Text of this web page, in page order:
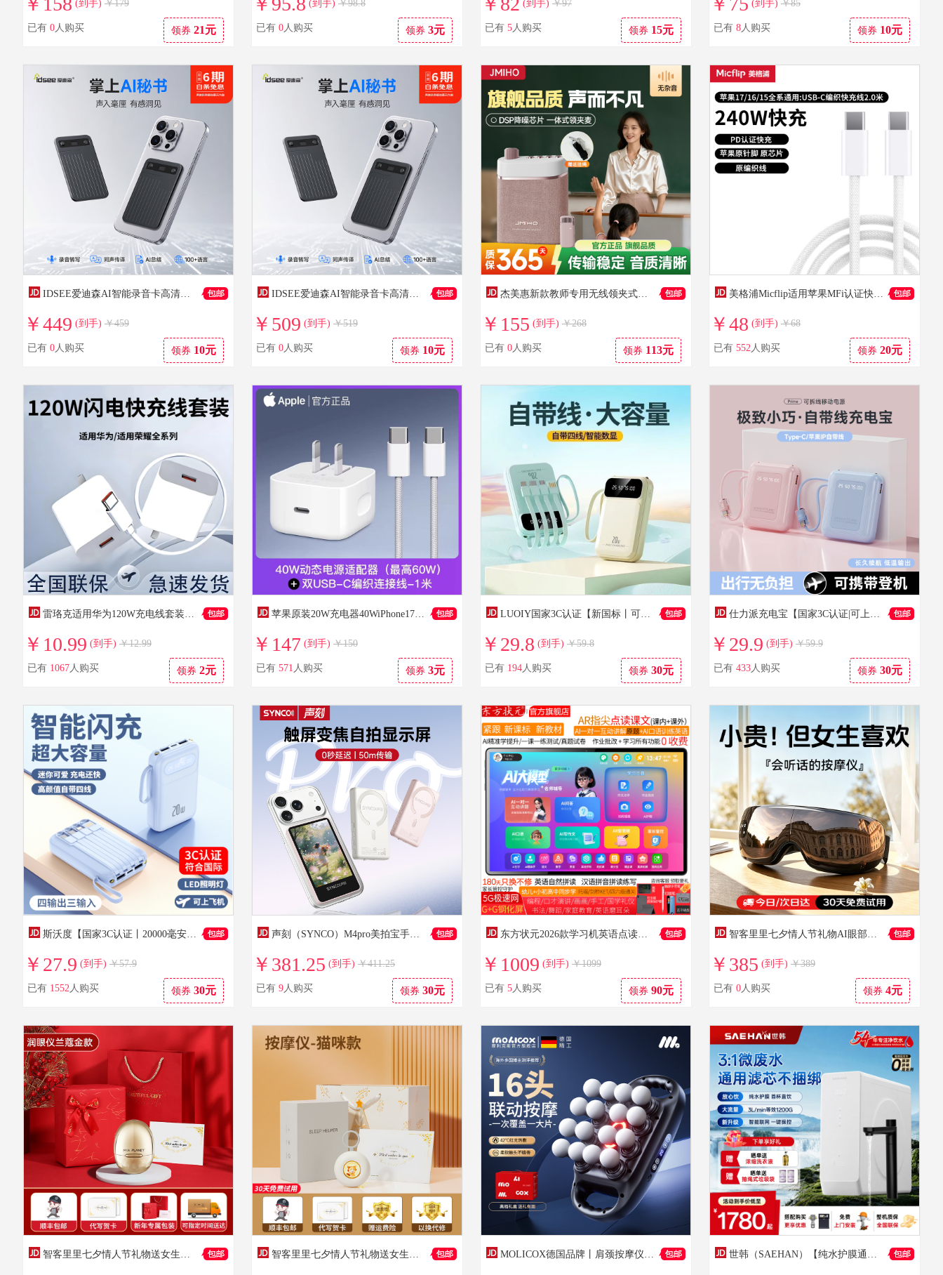
到手价：1009
到手价：313
到手价：175
到手价：1780
(到手) ￥179
已有 0人购买 领券 21元
(到手) ￥98.8
已有 0人购买 领券 3元
(到手) ￥97
已有 5人购买 领券 15元
(到手) ￥85
已有 8人购买 领券 10元
IDSEE爱迪森AI智能录音卡高清降噪超长待机多语言实时翻译便携录音 灰色 畅享版（32G）
￥449 (到手) ￥459
已有 0人购买 领券 10元
IDSEE爱迪森AI智能录音卡高清降噪超长待机多语言实时翻译便携录音 灰色 尊享版（64G）
￥509 (到手) ￥519
已有 0人购买 领券 10元
杰美惠新款教师专用无线领夹式小蜜蜂扩音器兼容有线智能防杂音便携式导游摆摊专用领夹小蜜蜂扩音器 紫色30W【支持TF卡+蓝牙功能+兼容有线麦克风】
￥155 (到手) ￥268
已有 0人购买 领券 113元
美格浦Micflip适用苹果MFi认证快充充电线lightnin苹果16数据线type-c通用iPhone15/17/14ProMax平板手机 【苹果15/16/17原编织线】2米-PD240W
￥48 (到手) ￥68
已有 552人购买 领券 20元
雷珞克适用华为120W充电线套装适用mate60pro/40/30/50pro适用荣耀100/200套装插头充电线适用120W快充线 套装【超级充电头+1.5米6A快充线】|极速发货
￥10.99 (到手) ￥12.99
已有 1067人购买 领券 2元
苹果原装20W充电器40WiPhone17充电头16pro快充线15max快充头14plus数据线13手机充电线iPad平板 15-17系列—40W充电头+1米编织线
￥147 (到手) ￥150
已有 571 人购买 领券 3元
LUOIY国家3C认证【新国标丨可上飞机】120W超级快充苹果充电宝通用自带线小巧移动电源适用小米华为 青色【普通版+3C认证】国产电芯
￥29.8 (到手) ￥59.8
已有 194人购买 领券 30元
仕力派充电宝【国家3C认证|可上飞机】移动电源大容量20000毫安超级快充自带线小巧轻薄适用安卓苹果 蓝色【普通版】国产电芯
￥29.9 (到手) ￥59.9
已有 433人购买 领券 30元
斯沃度【国家3C认证丨20000毫安】可上飞机充电宝120W超级快充自带线大容量移动电源适用于苹果华为手机 蓝色【低配版】普通电芯
￥27.9 (到手) ￥57.9
已有 1552人购买 领券 30元
声刻（SYNCO）M4pro美拍宝手机后置自拍显示屏手机自拍投屏器手机拍照神器同屏器高清安卓苹果通用 【曜石黑】M4pro
￥381.25 (到手) ￥411.25
已有 9人购买 领券 30元
东方状元2026款学习机英语点读机AI小学生平板初高中课本教材同步家教机幼儿识字拼音拼读早教网课学练机 5G极速网【睿智蓝】+AR智慧眼+AI护眼 【12+512G】作业批改+提分宝+培优+精品课
￥1009 (到手) ￥1099
已有 5人购买 领券 90元
智客里里七夕情人节礼物AI眼部按摩仪送女友生日礼物女生女朋友闺蜜老婆女士高端实用走心结婚纪念日礼物 京东当/次日达-AI眼部按摩仪（原创礼盒+礼袋）
￥385 (到手) ￥389
已有 0人购买 领券 4元
智客里里七夕情人节礼物送女生雾化润眼仪热敷缓解眼干眼涩送女友老婆闺蜜高档精致礼盒装生日礼物代写贺卡 【顺丰-代写贺卡】鎏光金·润眼仪（鸿运包装） 智客里里七夕情人节礼物送女生手部按摩器送女友老婆闺蜜精致创意礼盒装生日纪念日走心礼品可代写贺卡 【顺丰-代写贺卡】猫咪款（原创包装+礼袋） MOLICOX德国品牌丨肩颈按摩仪筋膜枪多功能背部腰部颈椎按摩器送父亲母亲妈妈生日礼物男生女士七夕礼品 16头常规丨16驱60KG深层推力丨更大面积按摩 2026新款全球同步发售丨海外多国博主测评丨超质感 世韩（SAEHAN）【纯水护膜通用滤芯】SHR400-S4微废水家用厨房直饮净水器RO反渗透净水机厨下式纯水机厨房净水 26款升级400G微废水智能双出水【净水+纯水】